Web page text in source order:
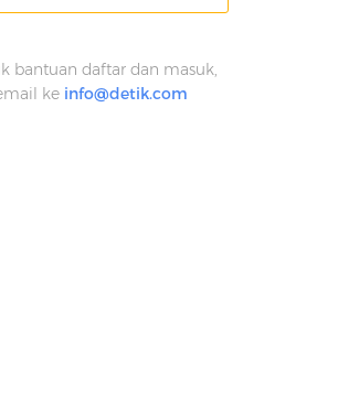
bantuan daftar dan masuk,
ke info@detik.com